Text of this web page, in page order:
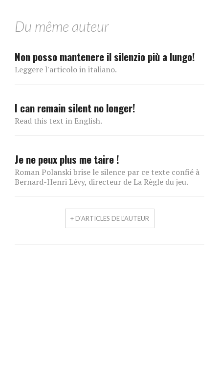
Du même auteur
Non posso mantenere il silenzio più a lungo!
Leggere l'articolo in italiano.
I can remain silent no longer!
Read this text in English.
Je ne peux plus me taire !
Roman Polanski brise le silence par ce texte confié à
Bernard-Henri Lévy, directeur de La Règle du jeu.
+ D'ARTICLES DE L'AUTEUR